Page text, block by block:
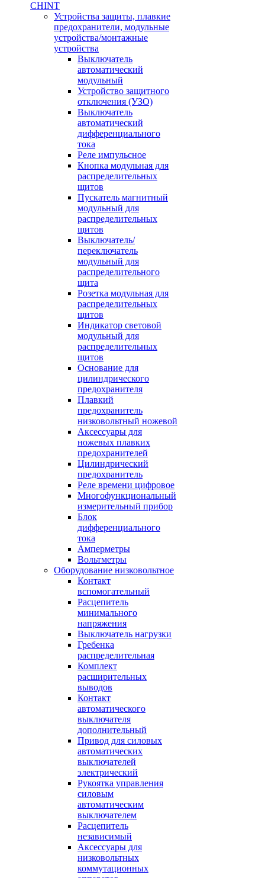
CHINT
Устройства защиты, плавкие
предохранители, модульные
устройства/монтажные
устройства
Выключатель
автоматический
модульный
Устройство защитного
отключения (УЗО)
Выключатель
автоматический
дифференциального
тока
Реле импульсное
Кнопка модульная для
распределительных
щитов
Пускатель магнитный
модульный для
распределительных
щитов
Выключатель/
переключатель
модульный для
распределительного
щита
Розетка модульная для
распределительных
щитов
Индикатор световой
модульный для
распределительных
щитов
Основание для
цилиндрического
предохранителя
Плавкий
предохранитель
низковольтный ножевой
Аксессуары для
ножевых плавких
предохранителей
Цилиндрический
предохранитель
Реле времени цифровое
Многофункциональный
измерительный прибор
Блок
дифференциального
тока
Амперметры
Вольтметры
Оборудование низковольтное
Контакт
вспомогательный
Расцепитель
минимального
напряжения
Выключатель нагрузки
Гребенка
распределительная
Комплект
расширительных
выводов
Контакт
автоматического
выключателя
дополнительный
Привод для силовых
автоматических
выключателей
электрический
Рукоятка управления
силовым
автоматическим
выключателем
Расцепитель
независимый
Аксессуары для
низковольтных
коммутационных